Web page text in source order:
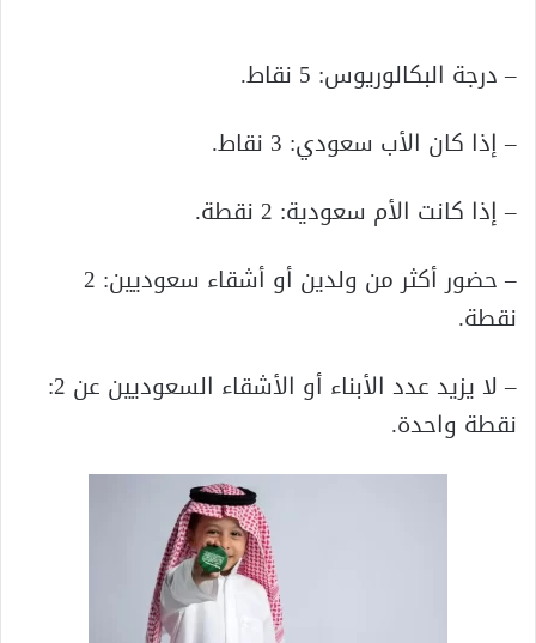
– درجة البكالوريوس: 5 نقاط.
– إذا كان الأب سعودي: 3 نقاط.
– إذا كانت الأم سعودية: 2 نقطة.
– حضور أكثر من ولدين أو أشقاء سعوديين: 2
نقطة.
– لا يزيد عدد الأبناء أو الأشقاء السعوديين عن 2:
نقطة واحدة.